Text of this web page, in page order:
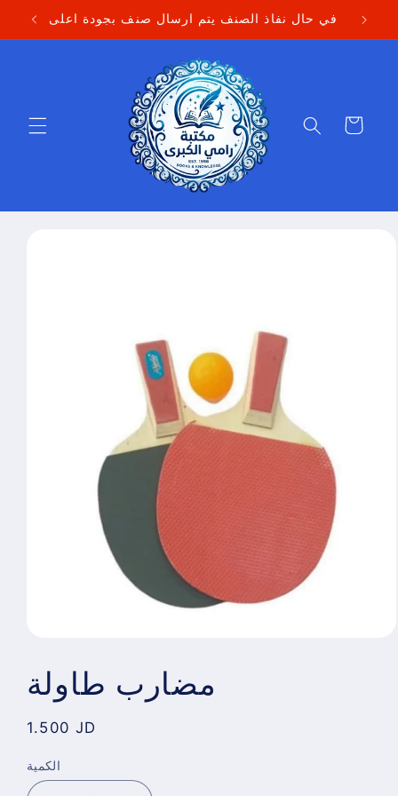
Skip to
content
في حال نفاذ الصنف يتم ارسال صنف بجودة اعلى
Cart
مضارب طاولة
Regular
1.500 JD
الكمية